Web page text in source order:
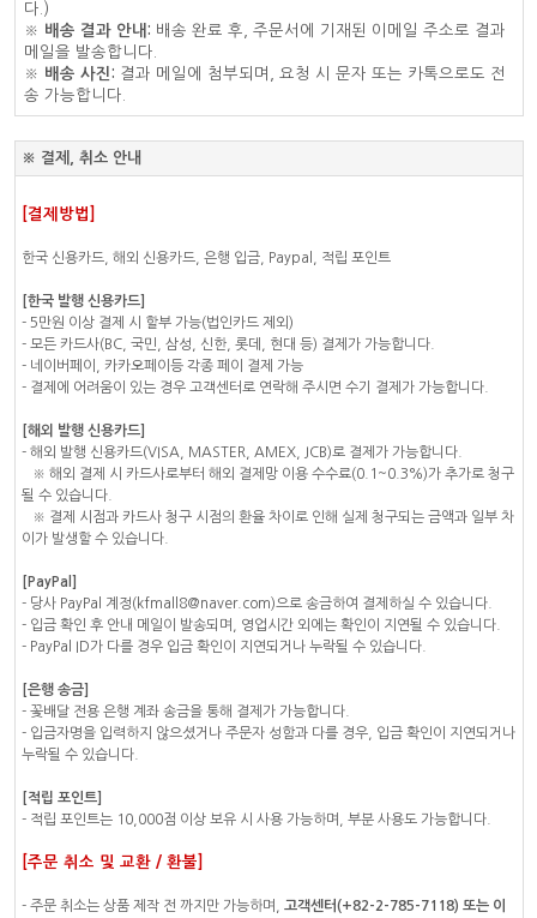
다.)
※ 배송 결과 안내: 배송 완료 후, 주문서에 기재된 이메일 주소로 결과
메일을 발송합니다.
※ 배송 사진: 결과 메일에 첨부되며, 요청 시 문자 또는 카톡으로도 전
송 가능합니다.
※ 결제, 취소 안내
[결제방법]
한국 신용카드, 해외 신용카드, 은행 입금, Paypal, 적립 포인트
[한국 발행 신용카드]
- 5만원 이상 결제 시 할부 가능(법인카드 제외)
- 모든 카드사(BC, 국민, 삼성, 신한, 롯데, 현대 등) 결제가 가능합니다.
- 네이버페이, 카카오페이등 각종 페이 결제 가능
- 결제에 어려움이 있는 경우 고객센터로 연락해 주시면 수기 결제가 가능합니다.
[해외 발행 신용카드]
- 해외 발행 신용카드(VISA, MASTER, AMEX, JCB)로 결제가 가능합니다.
※ 해외 결제 시 카드사로부터 해외 결제망 이용 수수료(0.1~0.3%)가 추가로 청구
될 수 있습니다.
※ 결제 시점과 카드사 청구 시점의 환율 차이로 인해 실제 청구되는 금액과 일부 차
이가 발생할 수 있습니다.
[PayPal]
- 당사 PayPal 계정(kfmall8@naver.com)으로 송금하여 결제하실 수 있습니다.
- 입금 확인 후 안내 메일이 발송되며, 영업시간 외에는 확인이 지연될 수 있습니다.
- PayPal ID가 다를 경우 입금 확인이 지연되거나 누락될 수 있습니다.
[은행 송금]
- 꽃배달 전용 은행 계좌 송금을 통해 결제가 가능합니다.
- 입금자명을 입력하지 않으셨거나 주문자 성함과 다를 경우, 입금 확인이 지연되거나
누락될 수 있습니다.
[적립 포인트]
- 적립 포인트는 10,000점 이상 보유 시 사용 가능하며, 부분 사용도 가능합니다.
[주문 취소 및 교환 / 환불]
- 주문 취소는 상품 제작 전 까지만 가능하며, 고객센터(+82-2-785-7118) 또는 이